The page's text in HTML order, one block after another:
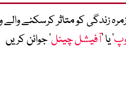
زندگی کو متاثر کرسکنے
‘ یا ’آفیشل چینل‘ جوائن کریں